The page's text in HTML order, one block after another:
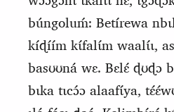
búngoluḿ: Betírewa
kíɖíím kɩ́falɩ́m waalɩ́ɩ,
basʊʊná wɛ. Bɛlɛ́ ɖʊɖɔ
bɩka tɩcɔ́ɔ alaafɩ́ya,